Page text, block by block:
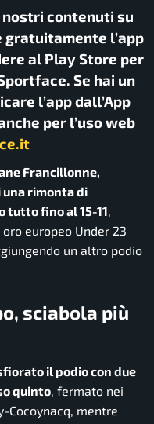
contenuti su
gratuitamente l’app
al Play Store per
Se hai un
l’app dall’App
per l’uso web
Francillonne,
una rimonta di
fino al 15-11,
europeo Under 23
un altro podio
sciabola più
il podio con due
quinto , fermato nei
Cocoynacq, mentre